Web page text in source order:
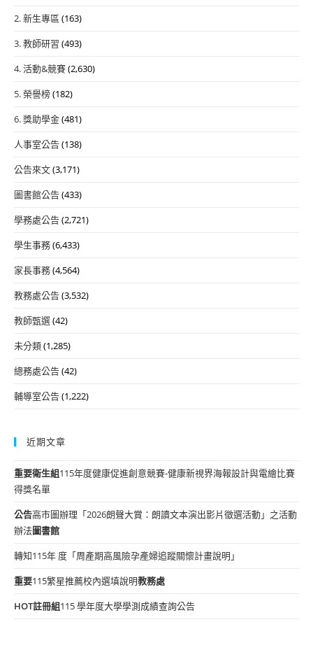
2. 新生專區 (163)
3. 教師研習 (493)
4. 活動&競賽(2,630)
5. 榮譽榜(182)
6. 獎助學金(481)
人事室公告(138)
公告來文(3,171)
圖書館公告(433)
學務處公告(2,721)
學生事務(6,433)
家長事務(4,564)
教務處公告(3,532)
教師甄選(42)
未分類(1,285)
總務處公告(42)
輔導室公告(1,222)
近期文章
重要衛生組115年度健康促進創意競賽-健康新視界海報設計與電繪比賽
得獎名單
公告高市圖辦理「2026朗聲大賞：朗讀文本演出影片徵選活動」之活動
辦法圖書館
轉知115年 度「周產期高風險孕產婦追蹤關懷計畫說明」
重要115繁星推薦校內選填說明教務處
HOT註冊組115 學年度大學學測成績查詢公告